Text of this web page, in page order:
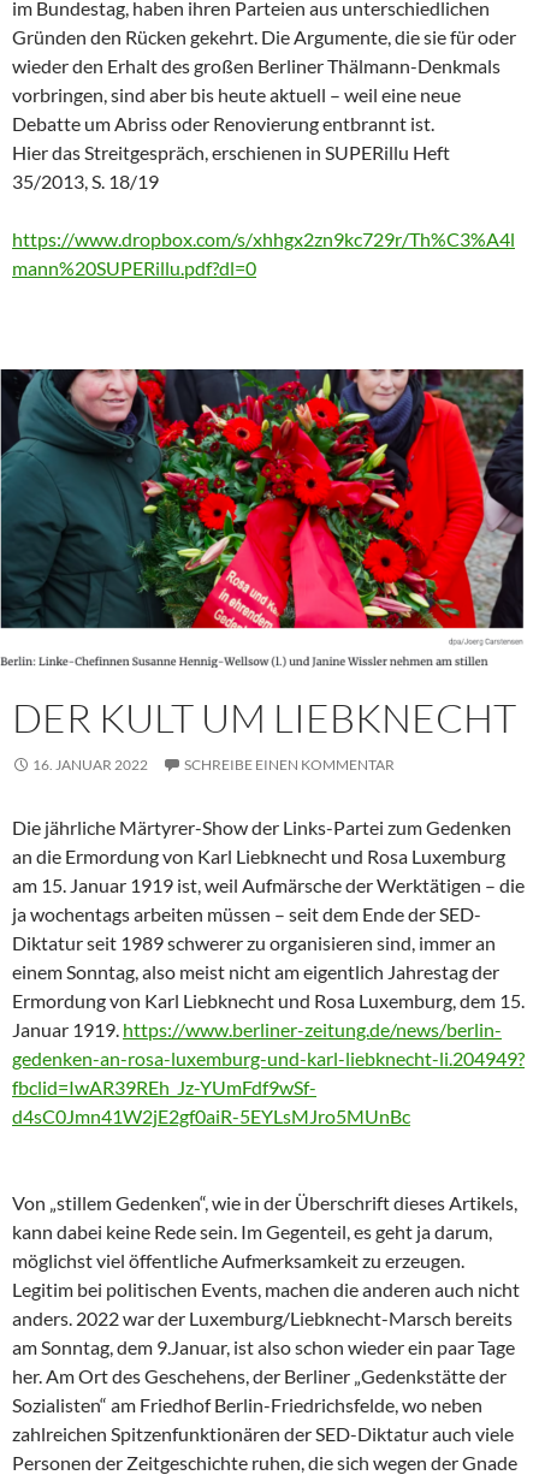
im Bundestag, haben ihren Parteien aus unterschiedlichen
Gründen den Rücken gekehrt. Die Argumente, die sie für oder
wieder den Erhalt des großen Berliner Thälmann-Denkmals
vorbringen, sind aber bis heute aktuell – weil eine neue
Debatte um Abriss oder Renovierung entbrannt ist.
Hier das Streitgespräch, erschienen in SUPERillu Heft
35/2013, S. 18/19
https://www.dropbox.com/s/xhhgx2zn9kc729r/Th%C3%A4l
mann%20SUPERillu.pdf?dl=0
DER KULT UM LIEBKNECHT
16. JANUAR 2022 SCHREIBE EINEN KOMMENTAR
Die jährliche Märtyrer-Show der Links-Partei zum Gedenken
an die Ermordung von Karl Liebknecht und Rosa Luxemburg
am 15. Januar 1919 ist, weil Aufmärsche der Werktätigen – die
ja wochentags arbeiten müssen – seit dem Ende der SED-
Diktatur seit 1989 schwerer zu organisieren sind, immer an
einem Sonntag, also meist nicht am eigentlich Jahrestag der
Ermordung von Karl Liebknecht und Rosa Luxemburg, dem 15.
Januar 1919. https://www.berliner-zeitung.de/news/berlin-
gedenken-an-rosa-luxemburg-und-karl-liebknecht-li.204949?
fbclid=IwAR39REh_Jz-YUmFdf9wSf-
d4sC0Jmn41W2jE2gf0aiR-5EYLsMJro5MUnBc
Von „stillem Gedenken“, wie in der Überschrift dieses Artikels,
kann dabei keine Rede sein. Im Gegenteil, es geht ja darum,
möglichst viel öffentliche Aufmerksamkeit zu erzeugen.
Legitim bei politischen Events, machen die anderen auch nicht
anders. 2022 war der Luxemburg/Liebknecht-Marsch bereits
am Sonntag, dem 9.Januar, ist also schon wieder ein paar Tage
her. Am Ort des Geschehens, der Berliner „Gedenkstätte der
Sozialisten“ am Friedhof Berlin-Friedrichsfelde, wo neben
zahlreichen Spitzenfunktionären der SED-Diktatur auch viele
Personen der Zeitgeschichte ruhen, die sich wegen der Gnade